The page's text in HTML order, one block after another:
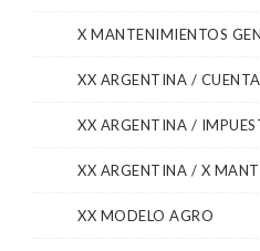
X MANTENIMIENTOS
XX ARGENTINA /
XX ARGENTINA /
XX ARGENTINA / X
XX MODELO AGRO